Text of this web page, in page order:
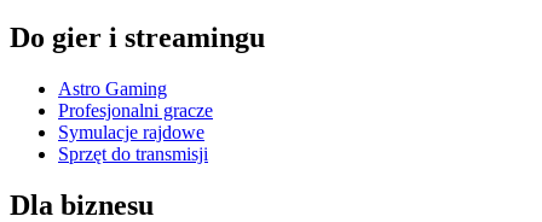
Do gier i streamingu
Astro Gaming
Profesjonalni gracze
Symulacje rajdowe
Sprzęt do transmisji
Dla biznesu